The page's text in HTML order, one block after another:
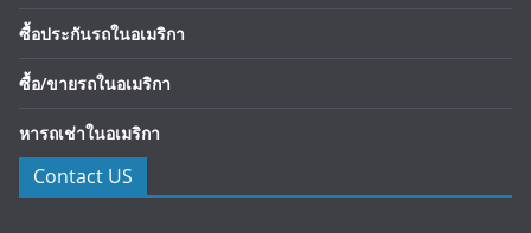
ซื้อประกันรถในอเมริกา
ซื้อ/ขายรถในอเมริกา
หารถเช่าในอเมริกา
Contact US